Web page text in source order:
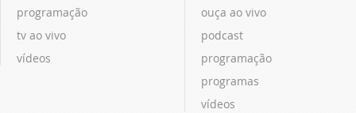
programação
tv ao vivo
vídeos
ouça ao vivo
podcast
programação
programas
vídeos